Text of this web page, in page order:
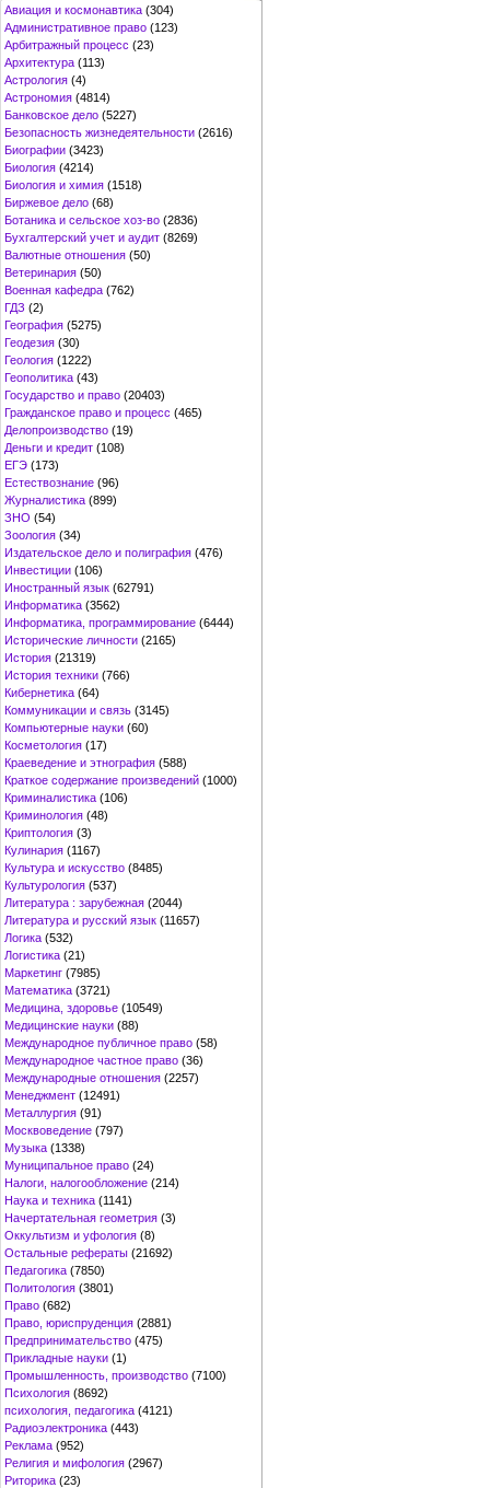
Авиация и космонавтика (304)
Административное право (123)
Арбитражный процесс (23)
Архитектура (113)
Астрология (4)
Астрономия (4814)
Банковское дело (5227)
Безопасность жизнедеятельности (2616)
Биографии (3423)
Биология (4214)
Биология и химия (1518)
Биржевое дело (68)
Ботаника и сельское хоз-во (2836)
Бухгалтерский учет и аудит (8269)
Валютные отношения (50)
Ветеринария (50)
Военная кафедра (762)
ГДЗ (2)
География (5275)
Геодезия (30)
Геология (1222)
Геополитика (43)
Государство и право (20403)
Гражданское право и процесс (465)
Делопроизводство (19)
Деньги и кредит (108)
ЕГЭ (173)
Естествознание (96)
Журналистика (899)
ЗНО (54)
Зоология (34)
Издательское дело и полиграфия (476)
Инвестиции (106)
Иностранный язык (62791)
Информатика (3562)
Информатика, программирование (6444)
Исторические личности (2165)
История (21319)
История техники (766)
Кибернетика (64)
Коммуникации и связь (3145)
Компьютерные науки (60)
Косметология (17)
Краеведение и этнография (588)
Краткое содержание произведений (1000)
Криминалистика (106)
Криминология (48)
Криптология (3)
Кулинария (1167)
Культура и искусство (8485)
Культурология (537)
Литература : зарубежная (2044)
Литература и русский язык (11657)
Логика (532)
Логистика (21)
Маркетинг (7985)
Математика (3721)
Медицина, здоровье (10549)
Медицинские науки (88)
Международное публичное право (58)
Международное частное право (36)
Международные отношения (2257)
Менеджмент (12491)
Металлургия (91)
Москвоведение (797)
Музыка (1338)
Муниципальное право (24)
Налоги, налогообложение (214)
Наука и техника (1141)
Начертательная геометрия (3)
Оккультизм и уфология (8)
Остальные рефераты (21692)
Педагогика (7850)
Политология (3801)
Право (682)
Право, юриспруденция (2881)
Предпринимательство (475)
Прикладные науки (1)
Промышленность, производство (7100)
Психология (8692)
психология, педагогика (4121)
Радиоэлектроника (443)
Реклама (952)
Религия и мифология (2967)
Риторика (23)